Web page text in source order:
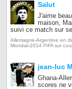
Salut
J'aime
maison,
suivi ce match sur
Allemagne-Argentine en
Mondial-2014 FIFA sur
jean-luc
Ghana-
scores ne